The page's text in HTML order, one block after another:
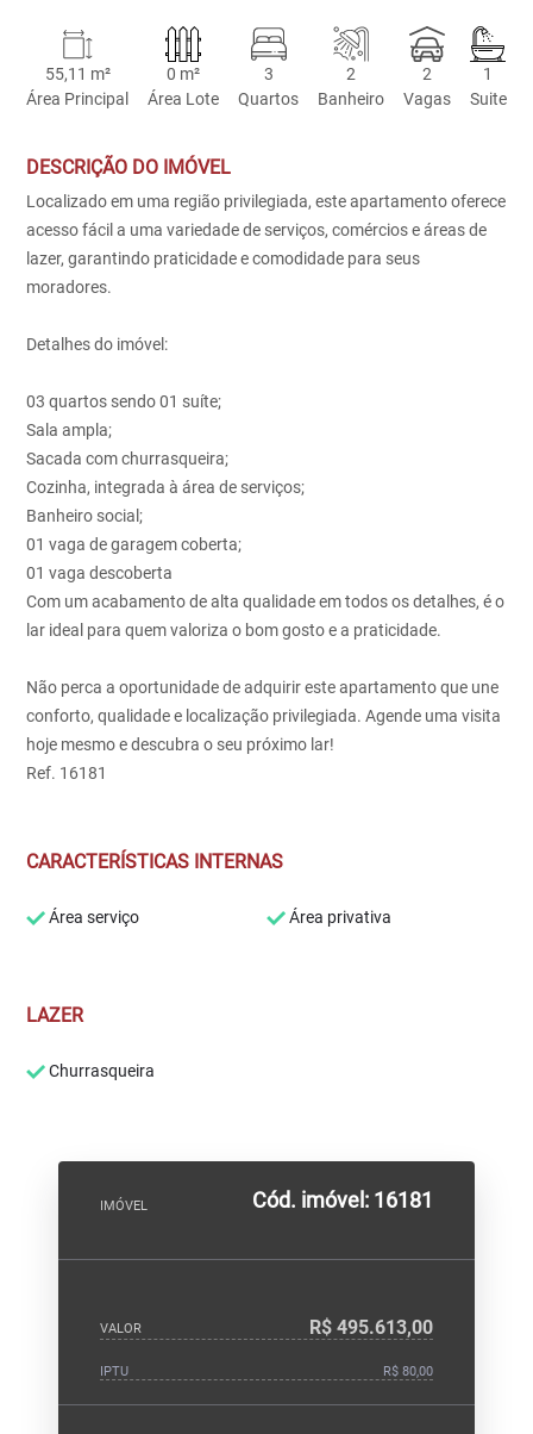
55,11 m²
Área Principal
0 m²
Área Lote
3
Quartos
2
Banheiro
2
Vagas
1
Suite
DESCRIÇÃO DO IMÓVEL
Localizado em uma região privilegiada, este apartamento oferece
acesso fácil a uma variedade de serviços, comércios e áreas de
lazer, garantindo praticidade e comodidade para seus
moradores.
Detalhes do imóvel:
03 quartos sendo 01 suíte;
Sala ampla;
Sacada com churrasqueira;
Cozinha, integrada à área de serviços;
Banheiro social;
01 vaga de garagem coberta;
01 vaga descoberta
Com um acabamento de alta qualidade em todos os detalhes, é o
lar ideal para quem valoriza o bom gosto e a praticidade.
Não perca a oportunidade de adquirir este apartamento que une
conforto, qualidade e localização privilegiada. Agende uma visita
hoje mesmo e descubra o seu próximo lar!
Ref. 16181
CARACTERÍSTICAS INTERNAS
Área serviço Área privativa
LAZER
Churrasqueira
IMÓVEL Cód. imóvel: 16181
VALOR R$ 495.613,00
IPTU R$ 80,00